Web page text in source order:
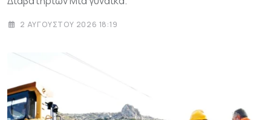
2 ΑΥΓΟΎΣΤΟΥ 2026 18:19